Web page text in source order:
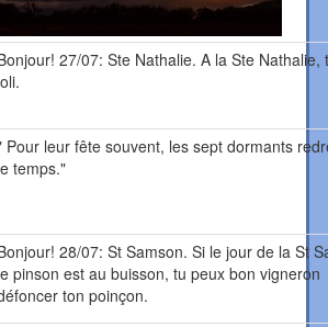
27/07: Ste Nathalie. A la Ste Nathalie,
Pour leur fête souvent, les sept dormants
temps."
28/07: St Samson. Si le jour de la St
pinson est au buisson, tu peux bon vigneron
ton poinçon.